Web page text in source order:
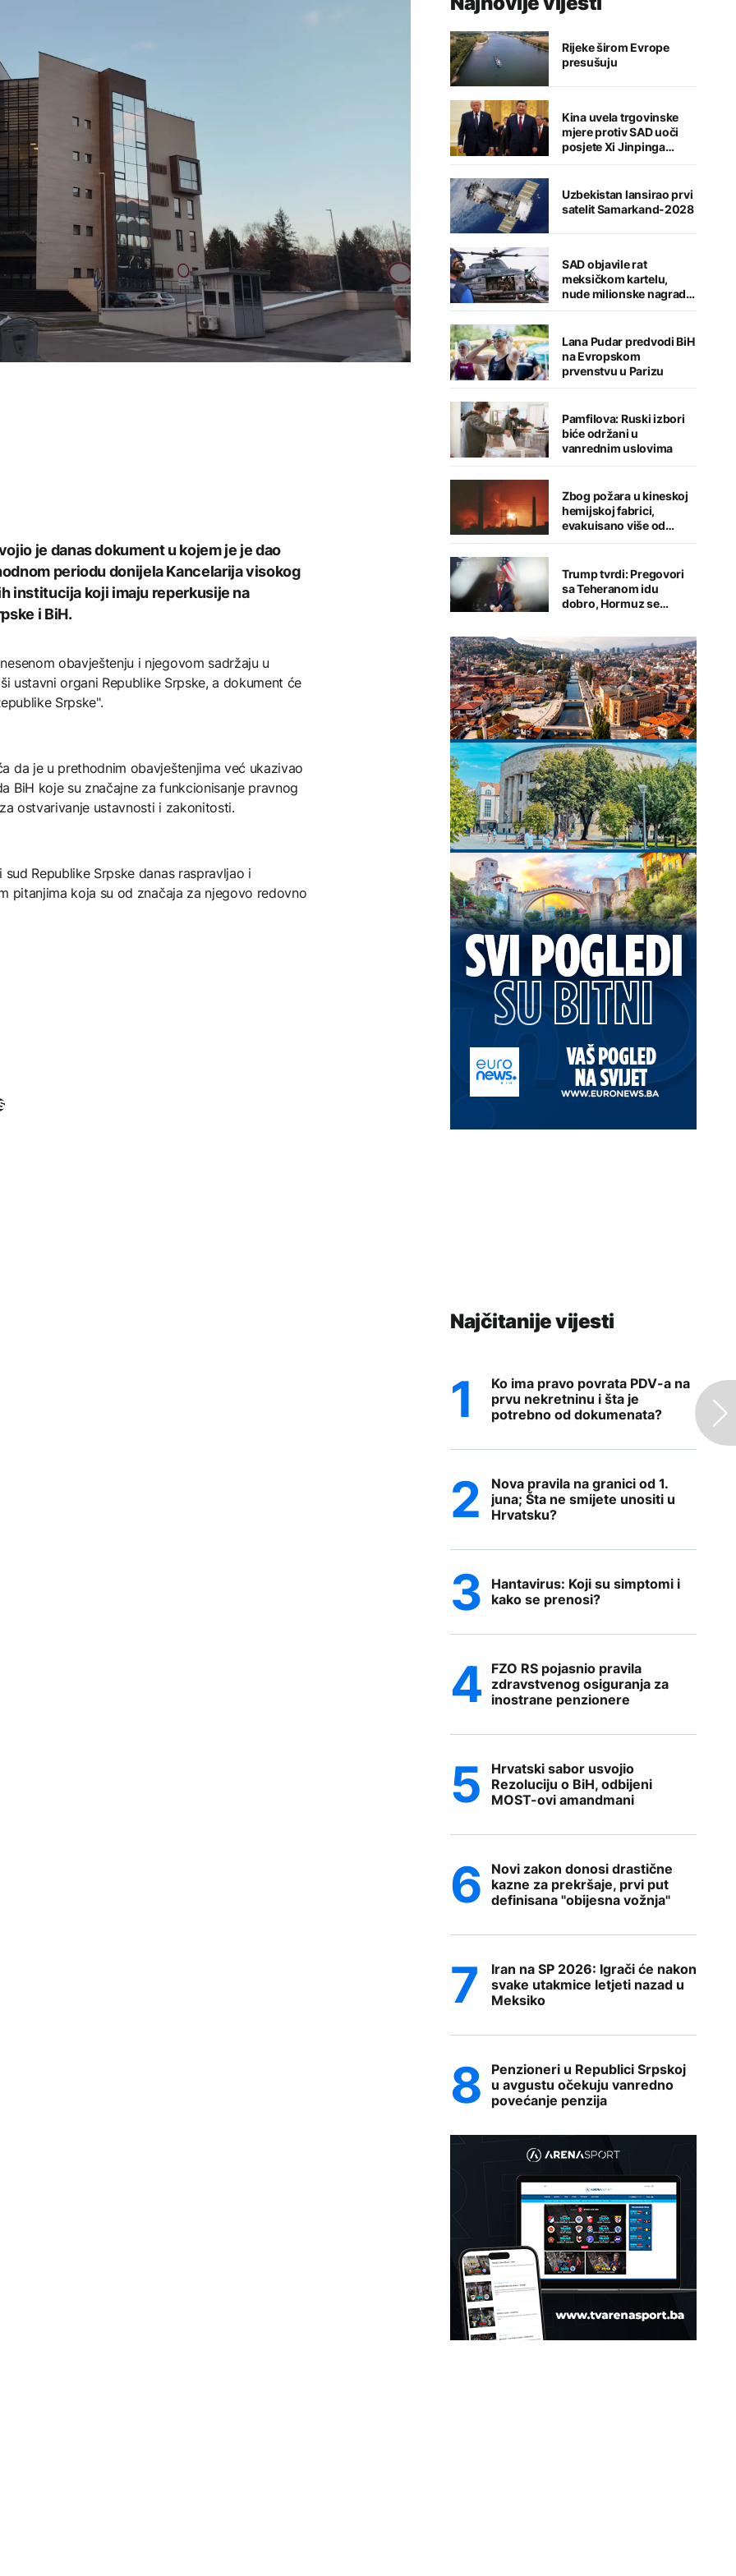
je danas dokument u kojem je je dao
periodu donijela Kancelarija visokog
institucija koji imaju reperkusije na
i BiH.
obavještenju i njegovom sadržaju u
ustavni organi Republike Srpske, a dokument će
Srpske".
da je u prethodnim obavještenjima već ukazivao
BiH koje su značajne za funkcionisanje pravnog
ostvarivanje ustavnosti i zakonitosti.
Republike Srpske danas raspravljao i
pitanjima koja su od značaja za njegovo redovno
Rijeke širom Evrope
presušuju
Kina uvela trgovinske
mjere protiv SAD uoči
posjete Xi Jinpinga
Washingtonu
Uzbekistan lansirao prvi
satelit Samarkand-2028
SAD objavile rat
meksičkom kartelu,
nude milionske nagrade
za informacije
Lana Pudar predvodi BiH
na Evropskom
prvenstvu u Parizu
Pamfilova: Ruski izbori
biće održani u
vanrednim uslovima
Zbog požara u kineskoj
hemijskoj fabrici,
evakuisano više od
1.200 ljudi
Trump tvrdi: Pregovori
sa Teheranom idu
dobro, Hormuz se
Najčitanije vijesti
Ko ima pravo povrata PDV-a na
prvu nekretninu i šta je
potrebno od dokumenata?
Nova pravila na granici od 1.
juna; Šta ne smijete unositi u
Hrvatsku?
Hantavirus: Koji su simptomi i
kako se prenosi?
FZO RS pojasnio pravila
zdravstvenog osiguranja za
inostrane penzionere
Hrvatski sabor usvojio
Rezoluciju o BiH, odbijeni
MOST-ovi amandmani
Novi zakon donosi drastične
kazne za prekršaje, prvi put
definisana "obijesna vožnja"
Iran na SP 2026: Igrači će nakon
svake utakmice letjeti nazad u
Meksiko
Penzioneri u Republici Srpskoj
u avgustu očekuju vanredno
povećanje penzija